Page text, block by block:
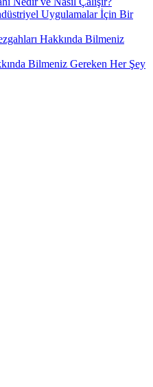
Uygulamalar İçin Bir
Hakkında Bilmeniz
Bilmeniz Gereken Her Şey